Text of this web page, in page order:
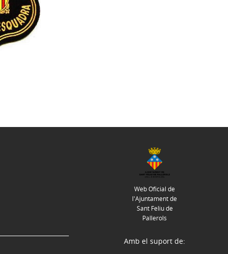
Web Oficial de
l'Ajuntament de
Sant Feliu de
Pallerols
Amb el suport de: